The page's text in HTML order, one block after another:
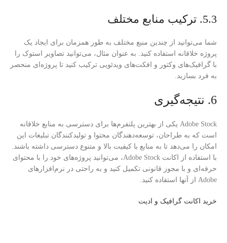
5.3. ترکیب منابع مختلف
شما می‌توانید از چندین منبع مختلف به طور همزمان برای ایجاد یک
پروژه خلاقانه استفاده کنید. به عنوان مثال، می‌توانید تصاویر استوک را
با گرافیک‌های وکتور و افکت‌های ویدئویی ترکیب کنید تا پروژه‌ای منحصر
به فرد بسازید.
6. نتیجه‌گیری
Adobe Stock یکی از بهترین پلتفرم‌ها برای دسترسی به منابع خلاقانه
است که به طراحان، توسعه‌دهندگان محتوا و تولیدکنندگان تبلیغات این
امکان را می‌دهد تا به منابع با کیفیت بالا و متنوع دسترسی داشته باشند.
با استفاده از اکانت Adobe Stock، می‌توانید پروژه‌های خود را با محتوای
حرفه‌ای و با مجوز قانونی تکمیل کنید و به راحتی در نرم‌افزارهای
Adobe از آنها استفاده کنید.
خرید اکانت گرافیک و ادیت